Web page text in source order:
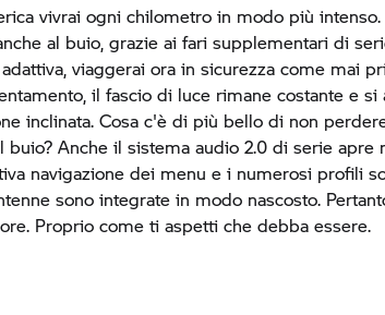
vivrai ogni chilometro in modo più intenso.
al buio, grazie ai fari supplementari di
viaggerai ora in sicurezza come mai
il fascio di luce rimane costante e si
inclinata. Cosa c'è di più bello di non
buio? Anche il sistema audio 2.0 di serie apre
navigazione dei menu e i numerosi profili
sono integrate in modo nascosto.
Proprio come ti aspetti che debba essere.